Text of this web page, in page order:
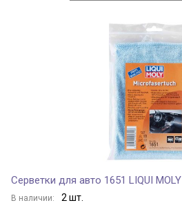
Серветки для авто 1651 LIQUI MOLY
В наличии: 2 шт.